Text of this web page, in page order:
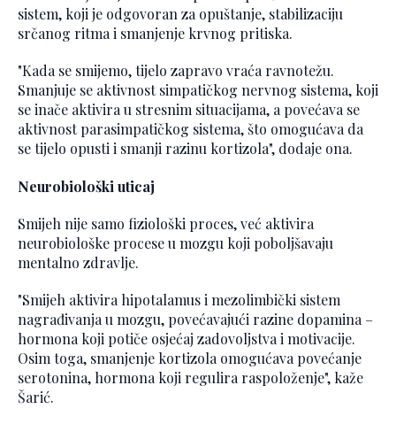
sistem, koji je odgovoran za opuštanje, stabilizaciju
srčanog ritma i smanjenje krvnog pritiska.
"Kada se smijemo, tijelo zapravo vraća ravnotežu.
Smanjuje se aktivnost simpatičkog nervnog sistema, koji
se inače aktivira u stresnim situacijama, a povećava se
aktivnost parasimpatičkog sistema, što omogućava da
se tijelo opusti i smanji razinu kortizola", dodaje ona.
Neurobiološki uticaj
Smijeh nije samo fiziološki proces, već aktivira
neurobiološke procese u mozgu koji poboljšavaju
mentalno zdravlje.
"Smijeh aktivira hipotalamus i mezolimbički sistem
nagrađivanja u mozgu, povećavajući razine dopamina –
hormona koji potiče osjećaj zadovoljstva i motivacije.
Osim toga, smanjenje kortizola omogućava povećanje
serotonina, hormona koji regulira raspoloženje", kaže
Šarić.